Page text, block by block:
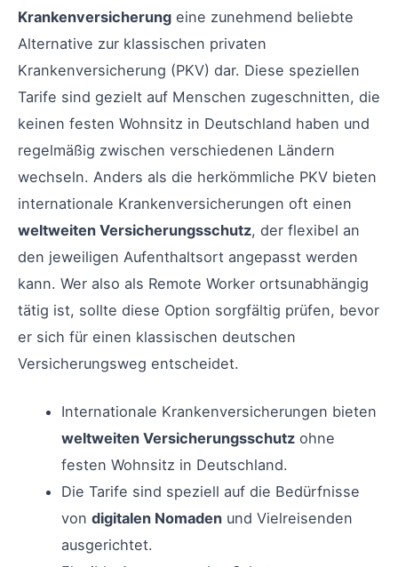
Krankenversicherung eine zunehmend beliebte
Alternative zur klassischen privaten
Krankenversicherung (PKV) dar. Diese speziellen
Tarife sind gezielt auf Menschen zugeschnitten, die
keinen festen Wohnsitz in Deutschland haben und
regelmäßig zwischen verschiedenen Ländern
wechseln. Anders als die herkömmliche PKV bieten
internationale Krankenversicherungen oft einen
weltweiten Versicherungsschutz, der flexibel an
den jeweiligen Aufenthaltsort angepasst werden
kann. Wer also als Remote Worker ortsunabhängig
tätig ist, sollte diese Option sorgfältig prüfen, bevor
er sich für einen klassischen deutschen
Versicherungsweg entscheidet.
Internationale Krankenversicherungen bieten
weltweiten Versicherungsschutzohne
festen Wohnsitz in Deutschland.
Die Tarife sind speziell auf die Bedürfnisse
von digitalen Nomadenund Vielreisenden
ausgerichtet.